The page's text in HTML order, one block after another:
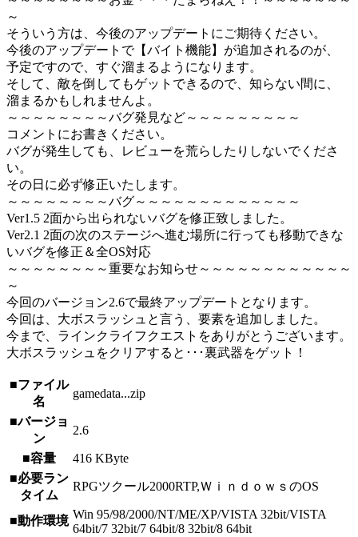
～
そういう方は、今後のアップデートにご期待ください。
今後のアップデートで【バイト機能】が追加されるのが、
予定ですので、すぐ溜まるようになります。
そして、敵を倒してもゲットできるので、知らない間に、
溜まるかもしれませんよ。
～～～～～～～～バグ発見など～～～～～～～～～
コメントにお書きください。
バグが発生しても、レビューを荒らしたりしないでくださ
い。
その日に必ず修正いたします。
～～～～～～～～バグ～～～～～～～～～～～～～
Ver1.5 2面から出られないバグを修正致しました。
Ver2.1 2面の次のステージへ進む場所に行っても移動できな
いバグを修正＆全OS対応
～～～～～～～～重要なお知らせ～～～～～～～～～～～～
～
今回のバージョン2.6で最終アップデートとなります。
今回は、大ボスラッシュと言う、要素を追加しました。
今まで、ラインクライフクエストをありがとうございます。
大ボスラッシュをクリアすると･･･裏武器をゲット！
■ファイル
名
gamedata...zip
■バージョ
ン
2.6
■容量
416 KByte
■必要ラン
タイム
RPGツクール2000RTP,ＷｉｎｄｏｗｓのOS
■動作環境 Win 95/98/2000/NT/ME/XP/VISTA 32bit/VISTA
64bit/7 32bit/7 64bit/8 32bit/8 64bit